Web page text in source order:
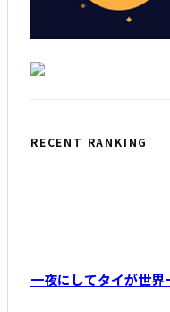
RECENT RANKING
一夜にしてタイが世界